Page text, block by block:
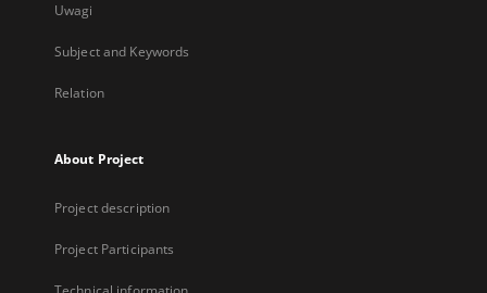
Uwagi
Subject and Keywords
Relation
About Project
Project description
Project Participants